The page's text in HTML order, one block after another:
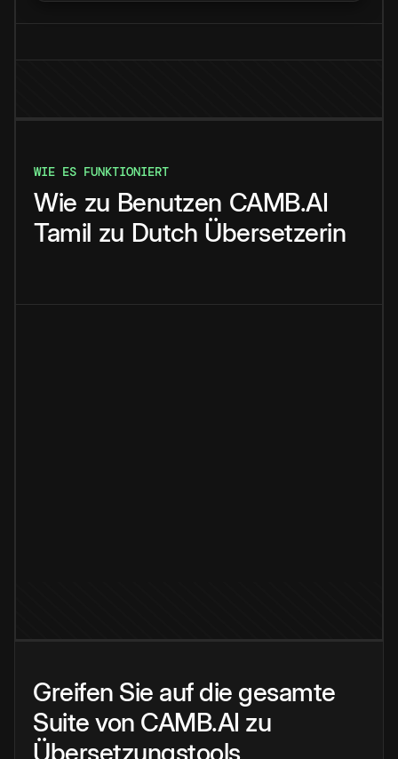
WIE ES FUNKTIONIERT
Wie zu Benutzen CAMB.AI
Tamil zu Dutch Übersetzerin
Greifen Sie auf die gesamte
Suite von CAMB.AI zu
Übersetzungstools